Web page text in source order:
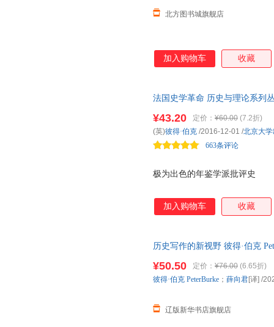
北方图书城旗舰店
加入购物车 收藏
法国史学革命 历史与理论系列
极为出色的年鉴学派批评史
¥43.20 定价： ¥60.00 (7.2折)
663条评论
(英)彼得·伯克 /2016-12-01 /北京大
加入购物车 收藏
历史写作的新视野 彼得·伯克
¥50.50 定价： ¥76.00 (6.65折)
辽版新华书店旗舰店
彼得·伯克 PeterBurke ； 薛向君[译] /